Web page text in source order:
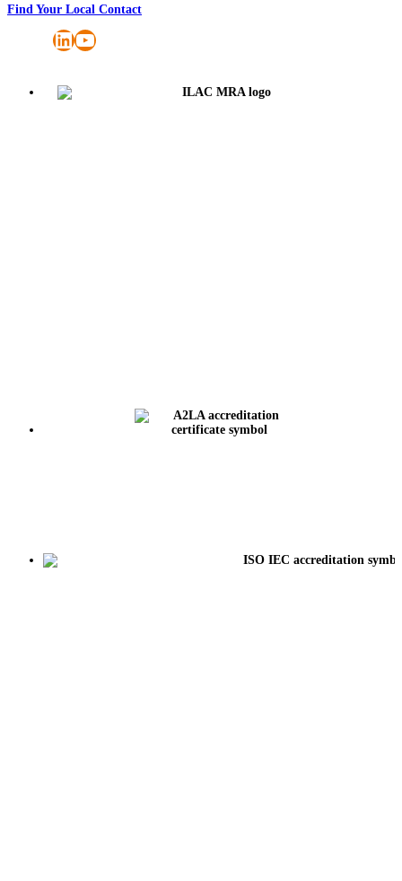
Find Your Local Contact
LinkedIn
YouTube